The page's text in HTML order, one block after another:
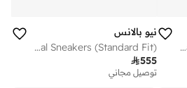
Kids 740 Bungee Lace casual Sneakers (Standard Fit)
نيو بالانس
Kids 740 Lace casual Sneakers (Standard Fit)
555
توصيل مجاني